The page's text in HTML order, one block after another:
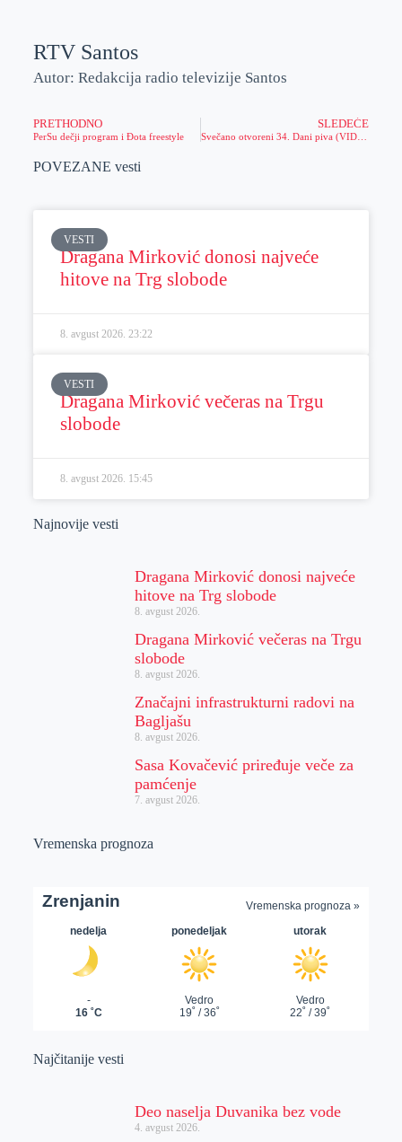
RTV Santos
Autor: Redakcija radio televizije Santos
PRETHODNO
PerSu dečji program i Đota freestyle
SLEDEĆE
POVEZANE vesti
VESTI
Dragana Mirković donosi najveće
hitove na Trg slobode
8. avgust 2026. 23:22
VESTI
Dragana Mirković večeras na Trgu
slobode
8. avgust 2026. 15:45
Najnovije vesti
Dragana Mirković donosi najveće
hitove na Trg slobode
8. avgust 2026.
Dragana Mirković večeras na Trgu
slobode
8. avgust 2026.
Značajni infrastrukturni radovi na
Bagljašu
8. avgust 2026.
Sasa Kovačević priređuje veče za
pamćenje
7. avgust 2026.
Vremenska prognoza
Najčitanije vesti
Deo naselja Duvanika bez vode
4. avgust 2026.